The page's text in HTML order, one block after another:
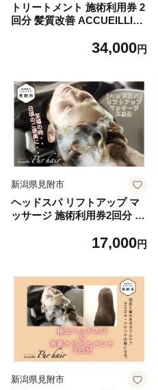
トリートメント 施術利用券 2
回分 髪質改善 ACCUEILLIR
型 プレゼント ギフト 贈答 新
34,000円
新潟県見附市
ヘッドスパ リフトアップ マ
ッサージ 施術利用券2回分 A
室 チケット 体験型 プレゼン
17,000円
新潟県見附市